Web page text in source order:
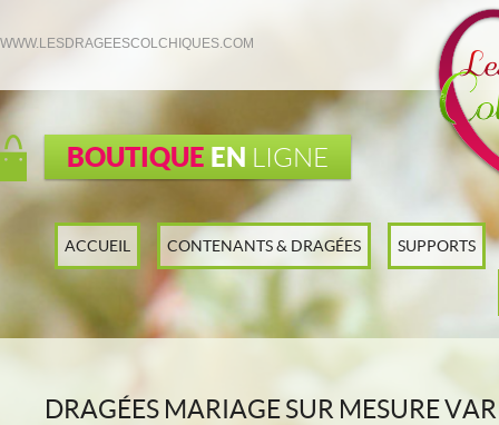
WWW.LESDRAGEESCOLCHIQUES.COM
BOUTIQUE EN LIGNE
ACCUEIL CONTENANTS & DRAGÉES SUPPORTS
DRAGÉES MARIAGE SUR MESURE